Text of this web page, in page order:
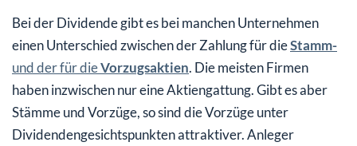
Bei der Dividende gibt es bei manchen Unternehmen
einen Unterschied zwischen der Zahlung für dieStamm-
und der für dieVorzugsaktien. Die meisten Firmen
haben inzwischen nur eine Aktiengattung. Gibt es aber
Stämme und Vorzüge, so sind die Vorzüge unter
Dividendengesichtspunkten attraktiver. Anleger